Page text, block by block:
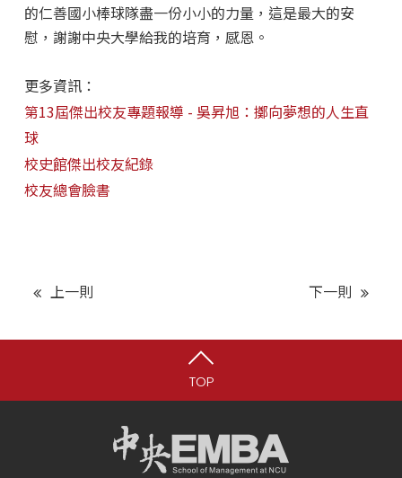
的仁善國小棒球隊盡一份小小的力量，這是最大的安
慰，謝謝中央大學給我的培育，感恩。
更多資訊：
第13屆傑出校友專題報導 - 吳昇旭：擲向夢想的人生直
球
校史館傑出校友紀錄
校友總會臉書
上一則 下一則
TOP